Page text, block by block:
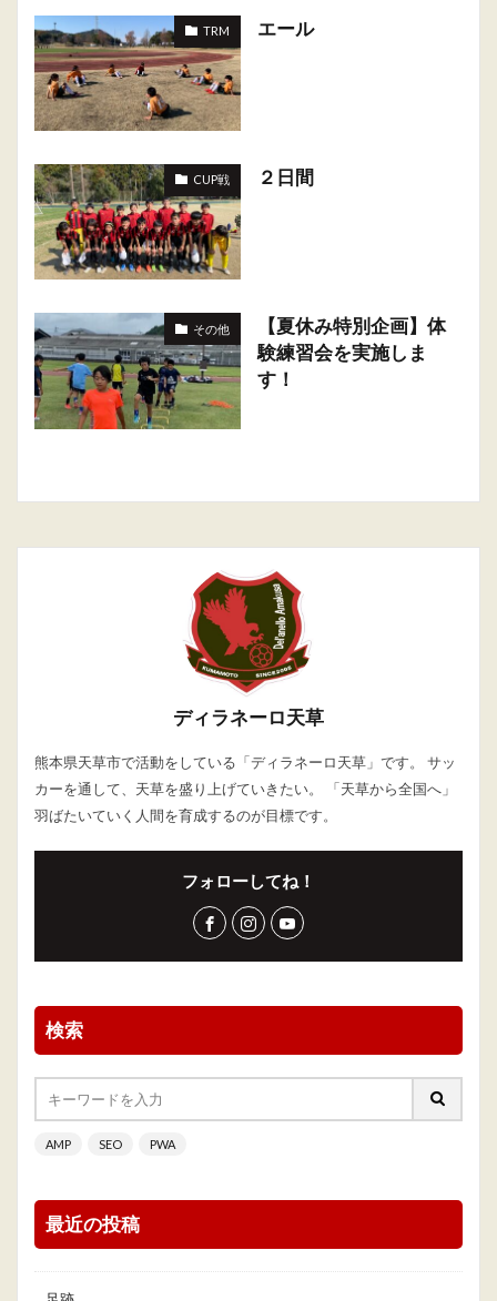
TRM エール
CUP戦 ２日間
その他
【夏休み特別企画】体
験練習会を実施しま
す！
ディラネーロ天草
熊本県天草市で活動をしている「ディラネーロ天草」です。 サッ
カーを通して、天草を盛り上げていきたい。 「天草から全国へ」
羽ばたいていく人間を育成するのが目標です。
フォローしてね！
検索
AMP SEO PWA
最近の投稿